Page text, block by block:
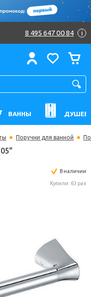
8 495 647 00 84 i
ВАННЫ
Поручни для ванной